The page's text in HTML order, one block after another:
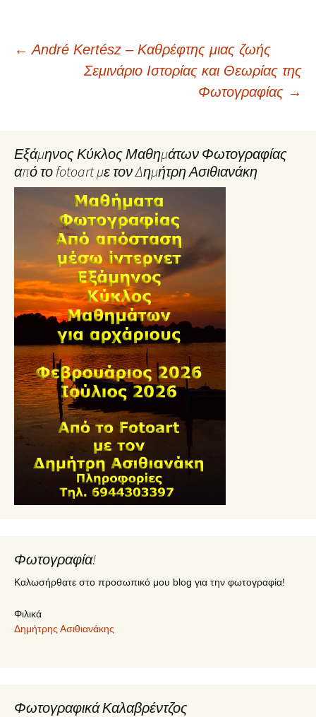
Post
← André Kertész – Καθρέφτης μιας ζωής
Σεμινάριο Ιστορίας και Θεωρίας της
Φωτογραφίας →
Εξάμηνος Κύκλος Μαθημάτων Φωτογραφίας
από το fotoart με τον Δημήτρη Ασιθιανάκη
Φωτογραφία!
Καλωσήρθατε στο προσωπικό μου blog για την φωτογραφία!
Φιλικά
Δημήτρης Ασιθιανάκης
Φωτογραφικά Καλαβρέντζος